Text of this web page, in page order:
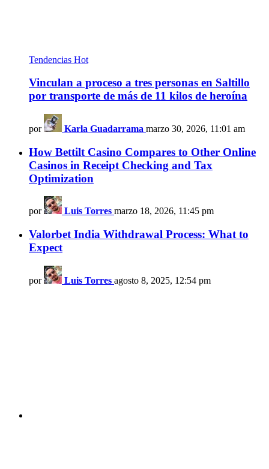
Tendencias Hot
Vinculan a proceso a tres personas en Saltillo
por transporte de más de 11 kilos de heroína
por Karla Guadarrama marzo 30, 2026, 11:01 am
How Bettilt Casino Compares to Other Online
Casinos in Receipt Checking and Tax
Optimization
por Luis Torres marzo 18, 2026, 11:45 pm
Valorbet India Withdrawal Process: What to
Expect
por Luis Torres agosto 8, 2025, 12:54 pm